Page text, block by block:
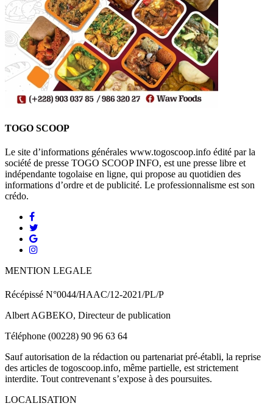
TOGO SCOOP
Le site d’informations générales www.togoscoop.info édité par la
société de presse TOGO SCOOP INFO, est une presse libre et
indépendante togolaise en ligne, qui propose au quotidien des
informations d’ordre et de publicité. Le professionnalisme est son
crédo.
MENTION LEGALE
Récépissé N°0044/HAAC/12-2021/PL/P
Albert AGBEKO, Directeur de publication
Téléphone (00228) 90 96 63 64
Sauf autorisation de la rédaction ou partenariat pré-établi, la reprise
des articles de togoscoop.info, même partielle, est strictement
interdite. Tout contrevenant s’expose à des poursuites.
LOCALISATION